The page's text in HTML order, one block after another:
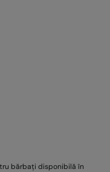
bărbați disponibilă în